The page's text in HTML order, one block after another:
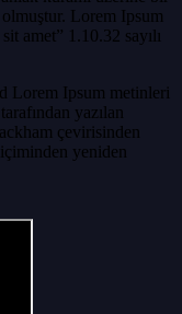
Lorem Ipsum
amet” 1.10.32 sayılı
Lorem Ipsum metinleri
yazılan
çevirisinden
yeniden